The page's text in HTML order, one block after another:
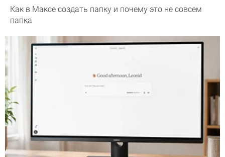
Как в Максе создать папку и почему это не совсем
папка